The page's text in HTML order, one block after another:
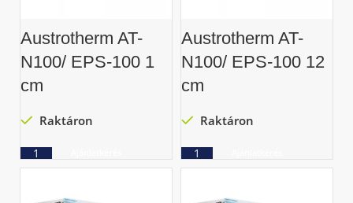
Austrotherm AT-
N100/ EPS-100 1
cm
Raktáron
Austrotherm AT-
N100/ EPS-100 12
cm
Raktáron